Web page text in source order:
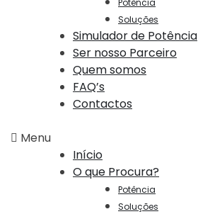
Potência
Soluções
Simulador de Potência
Ser nosso Parceiro
Quem somos
FAQ’s
Contactos
Menu
Início
O que Procura?
Potência
Soluções